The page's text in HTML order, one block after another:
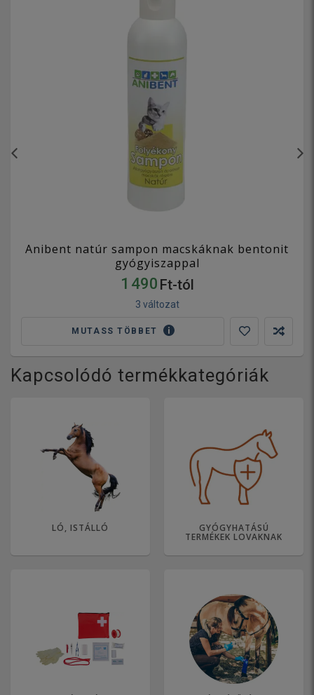
Anibent natúr sampon macskáknak bentonit
gyógyiszappal
1 490 Ft-tól
3 változat
MUTASS TÖBBET
Kapcsolódó termékkategóriák
LÓ, ISTÁLLÓ GYÓGYHATÁSÚ
TERMÉKEK LOVAKNAK